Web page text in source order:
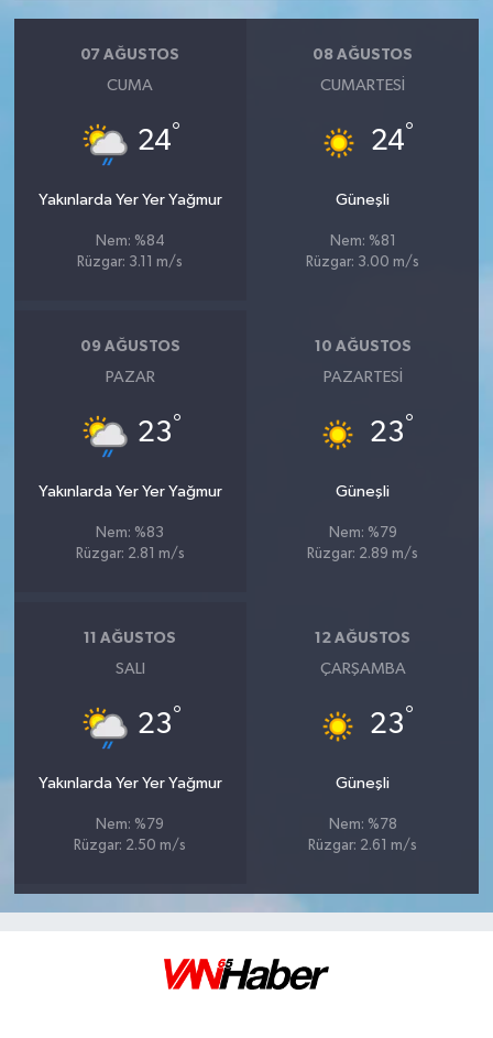
07 AĞUSTOS
CUMA
24°
Yakınlarda Yer Yer Yağmur
Nem: %84
Rüzgar: 3.11 m/s
08 AĞUSTOS
CUMARTESI
24°
Güneşli
Nem: %81
Rüzgar: 3.00 m/s
09 AĞUSTOS
PAZAR
23°
Yakınlarda Yer Yer Yağmur
Nem: %83
Rüzgar: 2.81 m/s
10 AĞUSTOS
PAZARTESI
23°
Güneşli
Nem: %79
Rüzgar: 2.89 m/s
11 AĞUSTOS
SALI
23°
Yakınlarda Yer Yer Yağmur
Nem: %79
Rüzgar: 2.50 m/s
12 AĞUSTOS
ÇARŞAMBA
23°
Güneşli
Nem: %78
Rüzgar: 2.61 m/s